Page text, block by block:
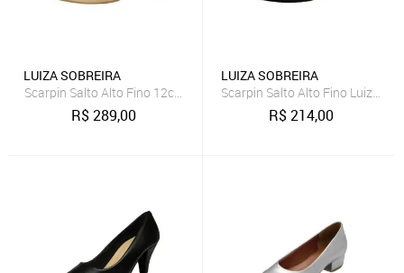
LUIZA SOBREIRA
Scarpin Salto Alto Fino 12cm Luiza Sobreira Nude Mod. 2264
R$289,00
LUIZA SOBREIRA
Scarpin Salto Alto Fino Luiza
R$214,00